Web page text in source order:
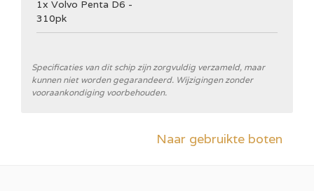
1x Volvo Penta D6 -
310pk
Specificaties van dit schip zijn zorgvuldig verzameld, maar
kunnen niet worden gegarandeerd. Wijzigingen zonder
vooraankondiging voorbehouden.
Naar gebruikte boten